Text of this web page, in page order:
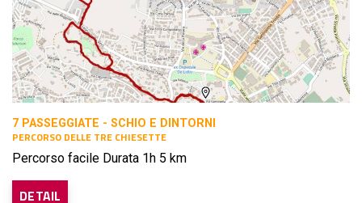
7 PASSEGGIATE - SCHIO E DINTORNI
PERCORSO DELLE TRE CHIESETTE
Percorso facile Durata 1h 5 km
DETAIL